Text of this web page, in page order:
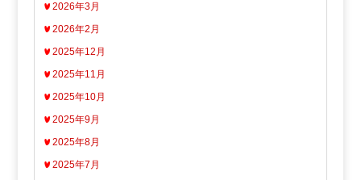
2026年3月
2026年2月
2025年12月
2025年11月
2025年10月
2025年9月
2025年8月
2025年7月